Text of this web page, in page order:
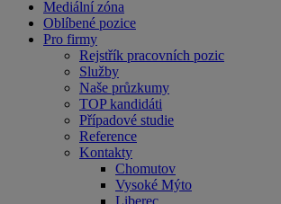
Mediální zóna
Oblíbené pozice
Pro firmy
Rejstřík pracovních pozic
Služby
Naše průzkumy
TOP kandidáti
Případové studie
Reference
Kontakty
Chomutov
Vysoké Mýto
Liberec